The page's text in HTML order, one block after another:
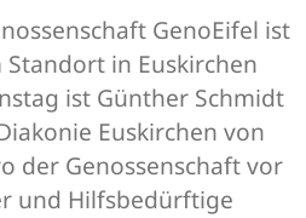
GenoEifel ist
in Euskirchen
ist Günther Schmidt
Euskirchen von
der Genossenschaft vor
und Hilfsbedürftige